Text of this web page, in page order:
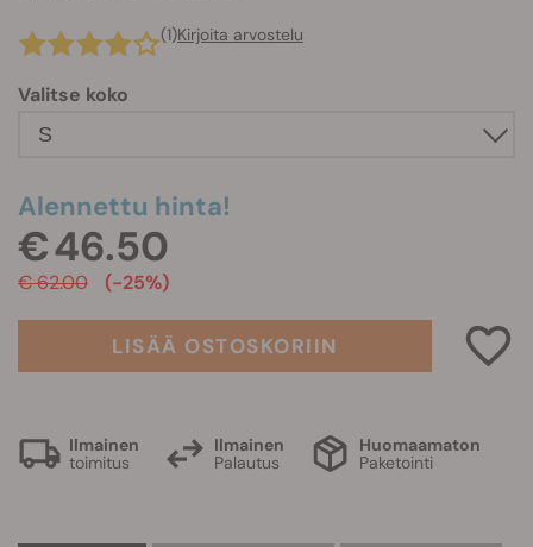
(1)Kirjoita arvostelu
Valitse koko
Alennettu hinta!
€ 46.50
€ 62.00 (-25%)
LISÄÄ OSTOSKORIIN
Ilmainen
toimitus
Ilmainen
Palautus
Huomaamaton
Paketointi